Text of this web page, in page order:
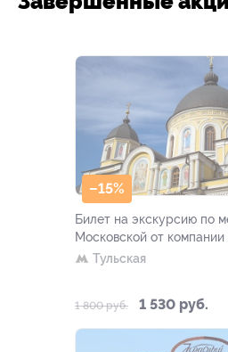
–15%
Билет на экскурсию по
Московской от
Тульская
1 800 руб. 1 530 руб.